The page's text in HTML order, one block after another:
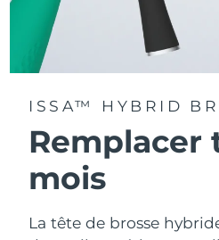
ISSA™ HYBRID
Remplacer
mois
La tête de brosse